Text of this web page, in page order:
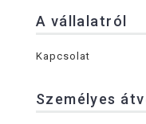
A vállalatról
Kapcsolat
Személyes